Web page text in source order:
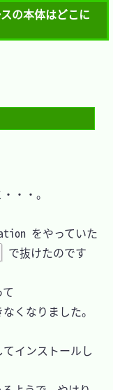
の本体はどこに
・・。
をやっていた
で抜けたのです
くなりました。
インストールし